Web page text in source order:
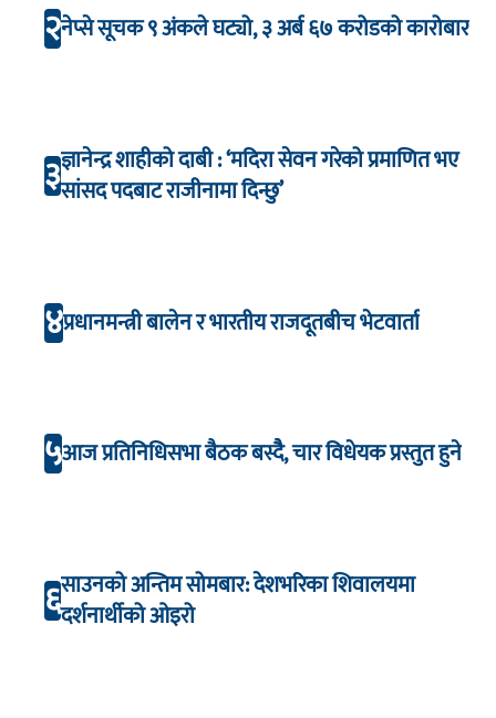
२नेप्से सूचक ९ अंकले घट्यो, ३ अर्ब ६७ करोडको कारोबार
३ज्ञानेन्द्र शाहीको दाबी : ‘मदिरा सेवन गरेको प्रमाणित भए
सांसद पदबाट राजीनामा दिन्छु’
४प्रधानमन्त्री बालेन र भारतीय राजदूतबीच भेटवार्ता
५आज प्रतिनिधिसभा बैठक बस्दैै, चार विधेयक प्रस्तुत हुने
६साउनको अन्तिम सोमबार: देशभरिका शिवालयमा
दर्शनार्थीको ओइरो